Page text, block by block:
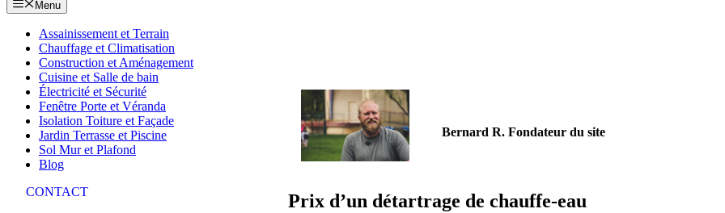
Menu
Assainissement et Terrain
Chauffage et Climatisation
Construction et Aménagement
Cuisine et Salle de bain
Électricité et Sécurité
Fenêtre Porte et Véranda
Isolation Toiture et Façade
Jardin Terrasse et Piscine
Sol Mur et Plafond
Blog
CONTACT
Bernard R. Fondateur du site
Prix d’un détartrage de chauffe-eau